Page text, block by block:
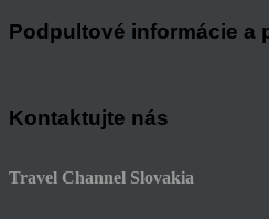
Podpultové informácie a
Kontaktujte nás
Travel Channel Slovakia